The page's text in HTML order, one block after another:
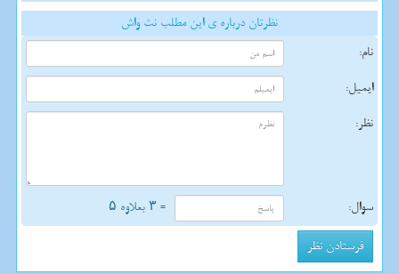
نظرتان درباره ی این مطلب نت واش
نام:
ایمیل:
نظر:
سوال: = ۳ بعلاوه ۵